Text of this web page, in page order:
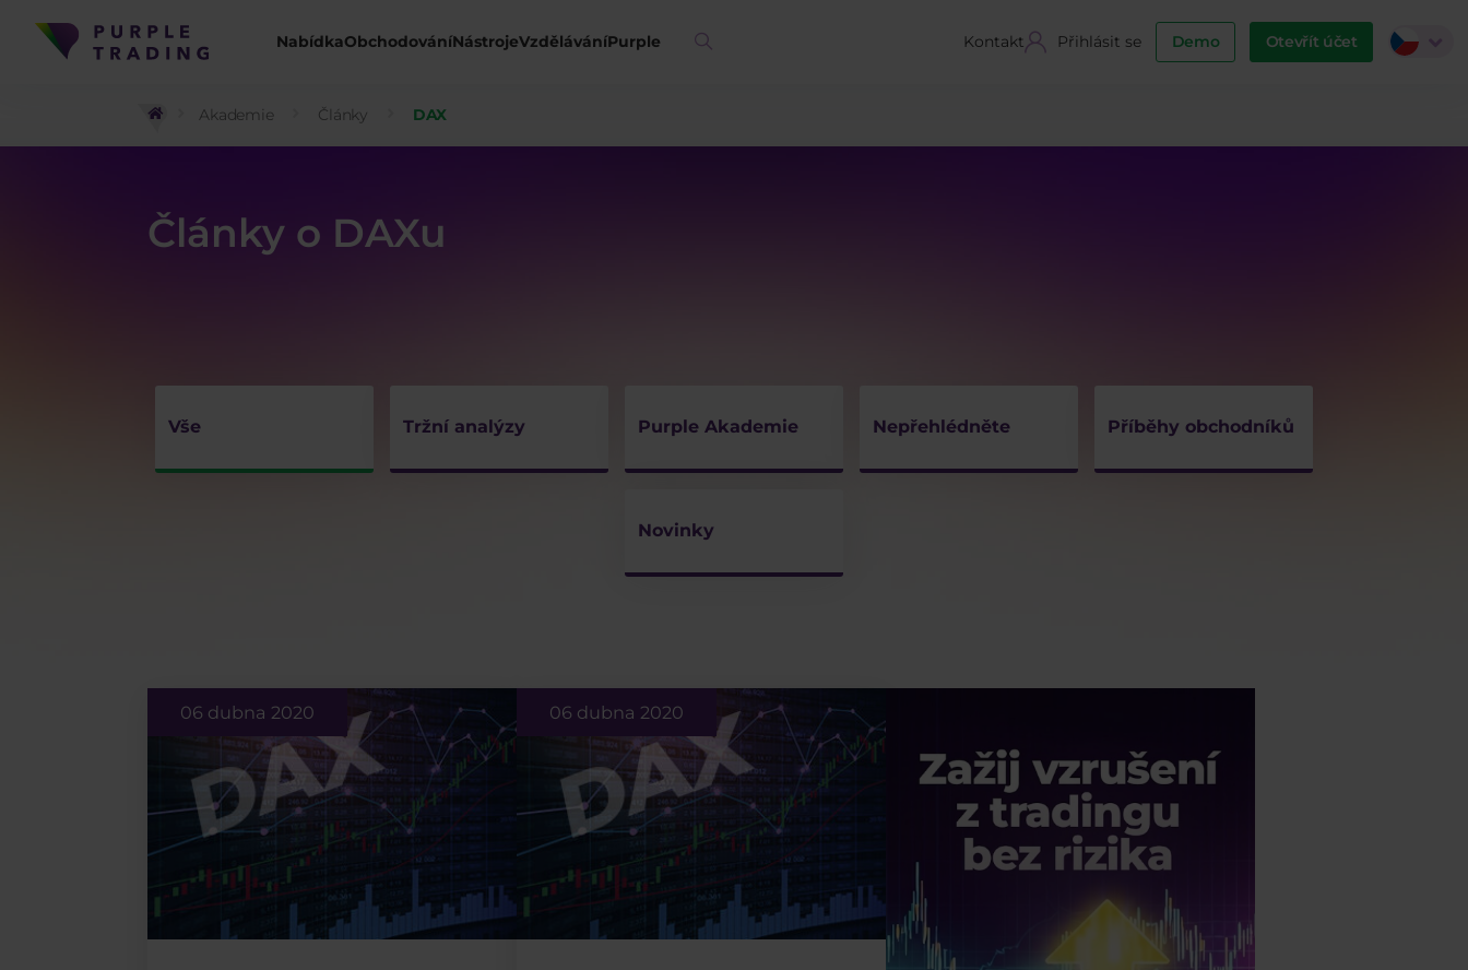
NabídkaObchodováníNástrojeVzděláváníPurple Kontakt Přihlásit se Demo Otevřít účet
Akademie Články DAX
Články o DAXu
Vše Tržní analýzy Purple Akademie Nepřehlédněte Příběhy obchodníků
Novinky
06 dubna 2020 06 dubna 2020